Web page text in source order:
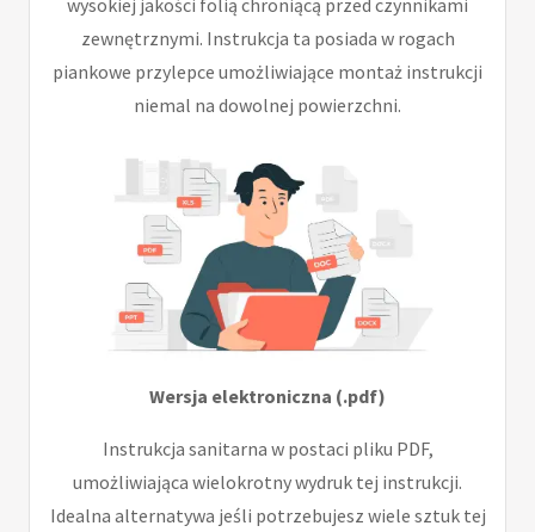
zewnętrznymi. Instrukcja ta posiada w rogach
piankowe przylepce umożliwiające montaż instrukcji
niemal na dowolnej powierzchni.
Wersja elektroniczna (.pdf)
Instrukcja sanitarna w postaci pliku PDF,
umożliwiająca wielokrotny wydruk tej instrukcji.
Idealna alternatywa jeśli potrzebujesz wiele sztuk tej